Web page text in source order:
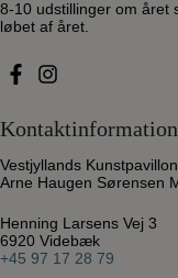
8-10 udstillinger om året
løbet af året.
Kontaktinformation
Vestjyllands Kunstpavillon
Arne Haugen Sørensen
Henning Larsens Vej 3
6920 Videbæk
+45 97 17 28 79